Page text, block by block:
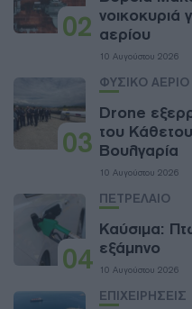
02 νοικοκυριά
αερίου
10 Αυγούστου 2026
03
ΦΥΣΙΚΟ ΑΕΡΙΟ
Drone
του
Βουλγαρία
10 Αυγούστου 2026
04
ΠΕΤΡΕΛΑΙΟ
Καύσιμα:
εξάμηνο
10 Αυγούστου 2026
ΕΠΙΧΕΙΡΗΣΕΙΣ